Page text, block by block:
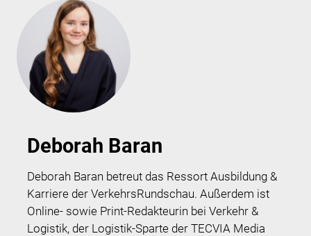
Deborah Baran
Deborah Baran betreut das Ressort Ausbildung &
Karriere der VerkehrsRundschau. Außerdem ist
Online- sowie Print-Redakteurin bei Verkehr &
Logistik, der Logistik-Sparte der TECVIA Media